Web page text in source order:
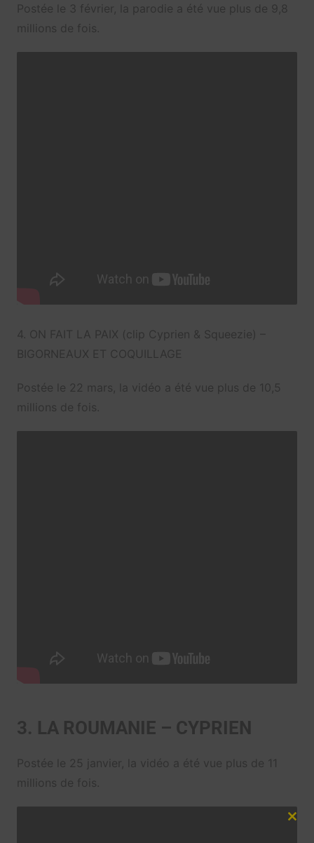
Postée le 3 février, la parodie a été vue plus de 9,8
millions de fois.
4. ON FAIT LA PAIX (clip Cyprien & Squeezie) –
BIGORNEAUX ET COQUILLAGE
Postée le 22 mars, la vidéo a été vue plus de 10,5
millions de fois.
3. LA ROUMANIE – CYPRIEN
Postée le 25 janvier, la vidéo a été vue plus de 11
millions de fois.